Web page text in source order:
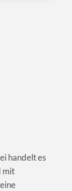
handelt es
mit